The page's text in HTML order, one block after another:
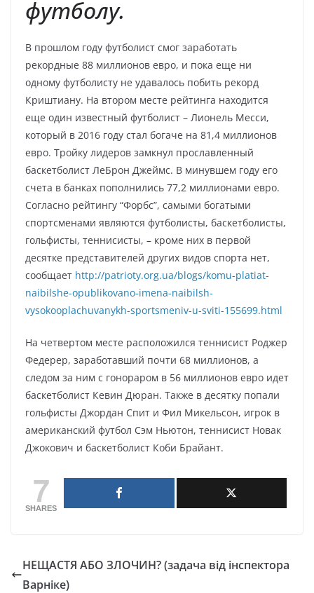
футболу.
В прошлом году футболист смог заработать
рекордные 88 миллионов евро, и пока еще ни
одному футболисту не удавалось побить рекорд
Криштиану. На втором месте рейтинга находится
еще один известный футболист – Лионель Месси,
который в 2016 году стал богаче на 81,4 миллионов
евро. Тройку лидеров замкнул прославленный
баскетболист ЛеБрон Джеймс. В минувшем году его
счета в банках пополнились 77,2 миллионами евро.
Согласно рейтингу “Форбс”, самыми богатыми
спортсменами являются футболисты, баскетболисты,
гольфисты, теннисисты, – кроме них в первой
десятке представителей других видов спорта нет,
сообщает http://patrioty.org.ua/blogs/komu-platiat-
naibilshe-opublikovano-imena-naibilsh-
vysokooplachuvanykh-sportsmeniv-u-sviti-155699.html
На четвертом месте расположился теннисист Роджер
Федерер, заработавший почти 68 миллионов, а
следом за ним с гонораром в 56 миллионов евро идет
баскетболист Кевин Дюран. Также в десятку попали
гольфисты Джордан Спит и Фил Микельсон, игрок в
американский футбол Сэм Ньютон, теннисист Новак
Джокович и баскетболист Коби Брайант.
7
SHARES
НЕЩАСТЯ АБО ЗЛОЧИН? (задача від інспектора
Варніке)